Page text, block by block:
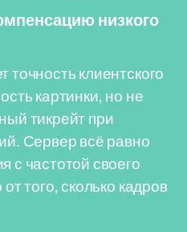
низкого
клиентского
картинки, но не
тикрейт при
Сервер всё равно
с частотой своего
того, сколько кадров